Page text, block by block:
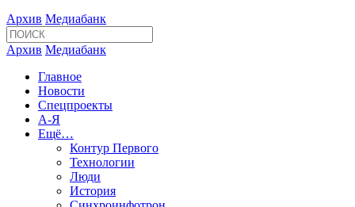
Архив Медиабанк
Архив Медиабанк
Главное
Новости
Спецпроекты
А-Я
Ещё…
Контур Первого
Технологии
Люди
История